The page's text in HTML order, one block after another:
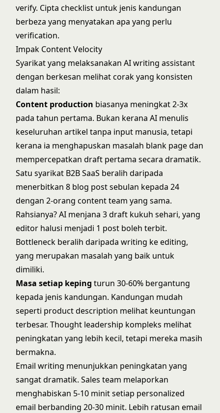
verify. Cipta checklist untuk jenis kandungan
berbeza yang menyatakan apa yang perlu
verification.
Impak Content Velocity
Syarikat yang melaksanakan AI writing assistant
dengan berkesan melihat corak yang konsisten
dalam hasil:
Content production biasanya meningkat 2-3x
pada tahun pertama. Bukan kerana AI menulis
keseluruhan artikel tanpa input manusia, tetapi
kerana ia menghapuskan masalah blank page dan
mempercepatkan draft pertama secara dramatik.
Satu syarikat B2B SaaS beralih daripada
menerbitkan 8 blog post sebulan kepada 24
dengan 2-orang content team yang sama.
Rahsianya? AI menjana 3 draft kukuh sehari, yang
editor halusi menjadi 1 post boleh terbit.
Bottleneck beralih daripada writing ke editing,
yang merupakan masalah yang baik untuk
dimiliki.
Masa setiap keping turun 30-60% bergantung
kepada jenis kandungan. Kandungan mudah
seperti product description melihat keuntungan
terbesar. Thought leadership kompleks melihat
peningkatan yang lebih kecil, tetapi mereka masih
bermakna.
Email writing menunjukkan peningkatan yang
sangat dramatik. Sales team melaporkan
menghabiskan 5-10 minit setiap personalized
email berbanding 20-30 minit. Lebih ratusan email